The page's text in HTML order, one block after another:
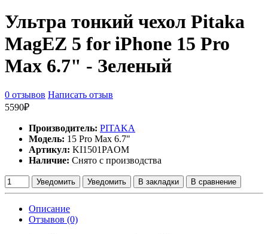
Ультра тонкий чехол Pitaka
MagEZ 5 for iPhone 15 Pro
Max 6.7" - Зеленый
0 отзывов Написать отзыв
5590₽
Производитель: PITAKA
Модель: 15 Pro Max 6.7"
Артикул: KI1501PAOM
Наличие: Снято с производства
Уведомить Уведомить В закладки В сравнение
Описание
Отзывов (0)